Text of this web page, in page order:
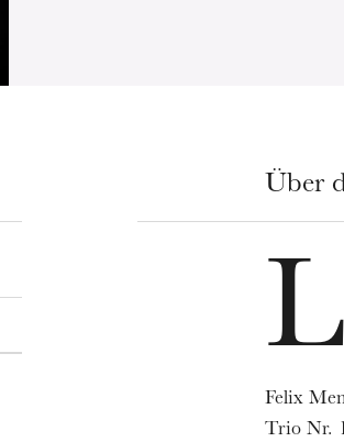
Über
L
Felix
Trio Nr.